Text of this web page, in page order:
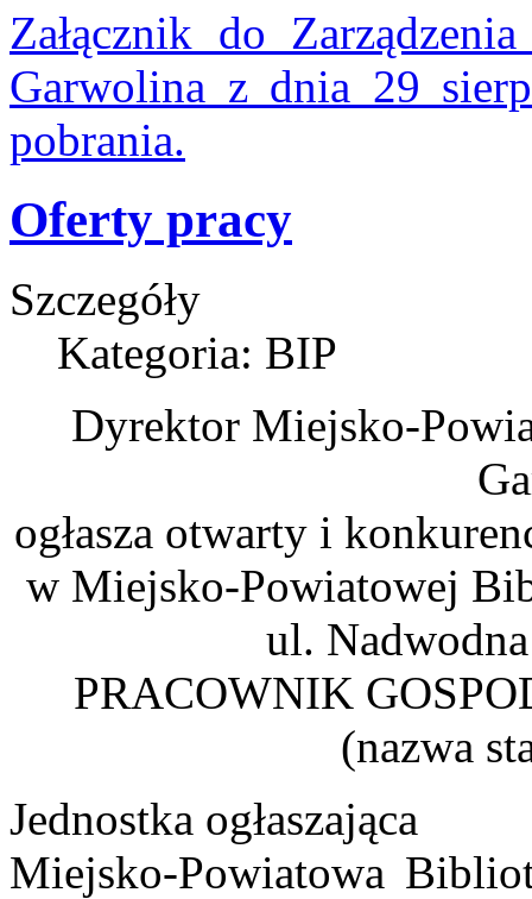
Załącznik do
Garwolina z dnia 29
pobrania.
Oferty pracy
Szczegóły
Kategoria: BIP
Dyrektor Miejsko-
ogłasza otwarty i
w Miejsko-Powiatowej
ul.
PRACOWNIK
(nazwa
Jednostka ogłaszająca
Miejsko-Powiatowa